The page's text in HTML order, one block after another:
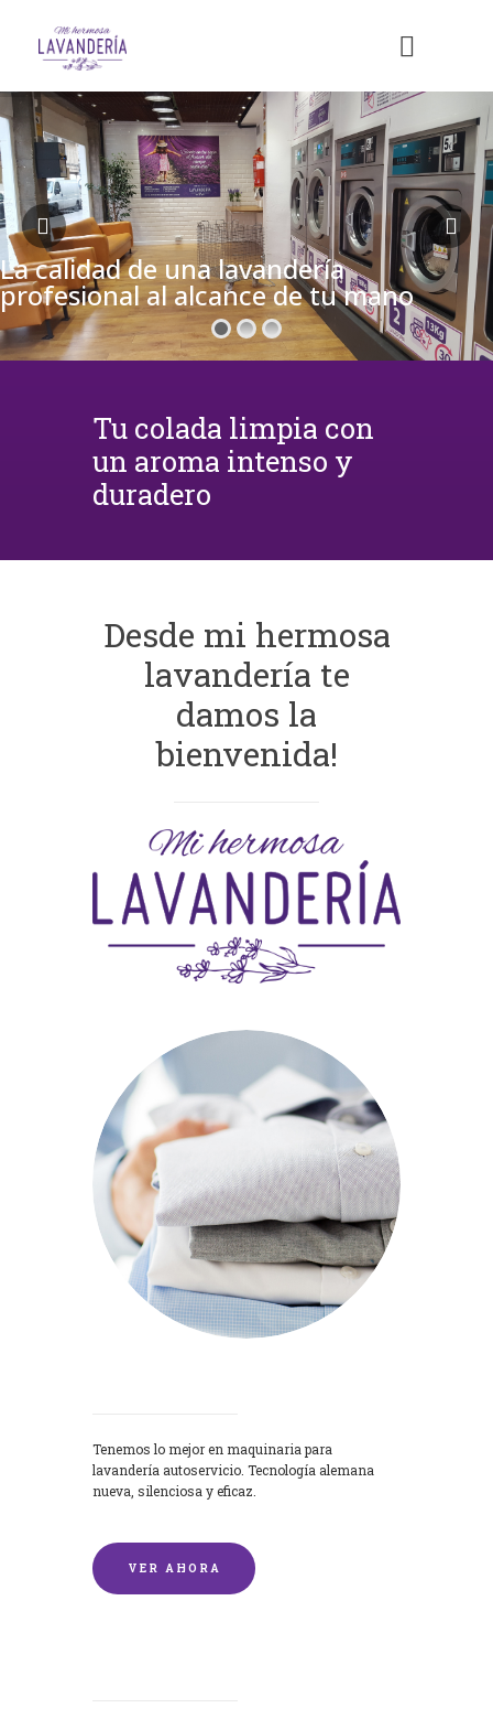
La calidad de una lavandería
profesional al alcance de tu mano
Tu colada limpia con
un aroma intenso y
duradero
Desde mi hermosa
lavandería te
damos la
bienvenida!
Tenemos lo mejor en maquinaria para
lavandería autoservicio. Tecnología alemana
nueva, silenciosa y eficaz.
VER AHORA